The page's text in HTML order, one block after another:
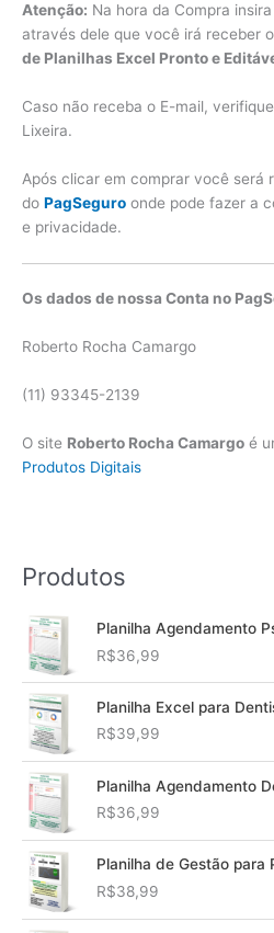
Atenção: Na hora da Compra
através dele que você irá receber
de Planilhas Excel Pronto e
Caso não receba o E-mail,
Lixeira.
Após clicar em comprar você será
do PagSeguro onde pode fazer a
e privacidade.
Os dados de nossa Conta no
Roberto Rocha Camargo
(11) 93345-2139
O site Roberto Rocha Camargo é
Produtos Digitais
Produtos
Planilha Agendamento
R$36,99
Planilha Excel para
R$39,99
Planilha Agendamento
R$36,99
Planilha de Gestão para
R$38,99